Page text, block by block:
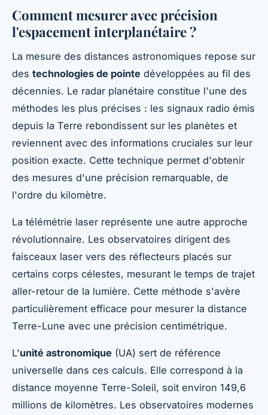
Comment mesurer avec précision
l'espacement interplanétaire ?
La mesure des distances astronomiques repose sur
des technologies de pointe développées au fil des
décennies. Le radar planétaire constitue l'une des
méthodes les plus précises : les signaux radio émis
depuis la Terre rebondissent sur les planètes et
reviennent avec des informations cruciales sur leur
position exacte. Cette technique permet d'obtenir
des mesures d'une précision remarquable, de
l'ordre du kilomètre.
La télémétrie laser représente une autre approche
révolutionnaire. Les observatoires dirigent des
faisceaux laser vers des réflecteurs placés sur
certains corps célestes, mesurant le temps de trajet
aller-retour de la lumière. Cette méthode s'avère
particulièrement efficace pour mesurer la distance
Terre-Lune avec une précision centimétrique.
L'unité astronomique (UA) sert de référence
universelle dans ces calculs. Elle correspond à la
distance moyenne Terre-Soleil, soit environ 149,6
millions de kilomètres. Les observatoires modernes